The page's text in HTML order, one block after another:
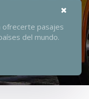
ofrecerte pasajes
del mundo.